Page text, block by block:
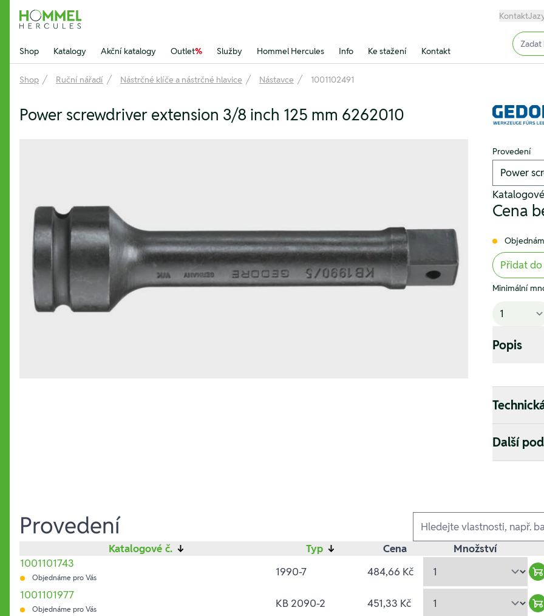
Hommel Hercules
Kontakt
Shop Katalogy Akční katalogy Outlet% Služby Hommel Hercules Info Ke stažení Kontakt
Input
Shop Ruční nářadí Nástrčné klíče a nástrčné hlavice Nástavce 1001102491
Power screwdriver extension 3/8 inch 125 mm 6262010
Provedení
Cena
Přidat
Minimální
Popis
Další
Provedení Ausführungen
Katalogové č. ↓ Typ ↓ Cena
Množství
1001101743
Objednáme pro Vás 1990-7 484,66 Kč
1001101977
Objednáme pro Vás KB 2090-2 451,33 Kč